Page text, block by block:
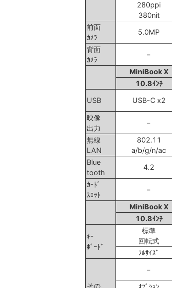
280ppi
380nit
前面
ｶﾒﾗ
5.0MP
背面
ｶﾒﾗ
－
MiniBook X
10.8ｲﾝﾁ
USB
USB-C x2
映像
出力
－
無線
LAN
802.11
a/b/g/n/ac
Blue
tooth
4.2
ｶｰﾄﾞ
ｽﾛｯﾄ
－
MiniBook X
10.8ｲﾝﾁ
ｷｰ
ﾎﾞｰﾄﾞ
標準
回転式
ﾌﾙｻｲｽﾞ
その
－